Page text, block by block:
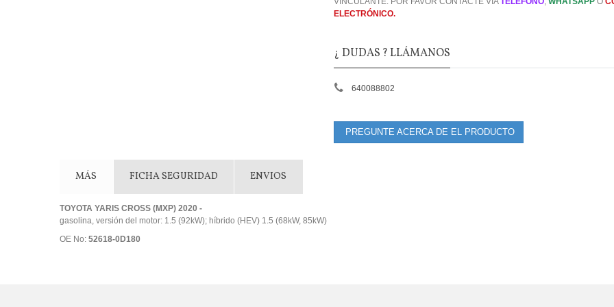
ELECTRÓNICO.
¿ DUDAS ? LLÁMANOS
640088802
PREGUNTE ACERCA DE EL PRODUCTO
MÁS FICHA SEGURIDAD ENVIOS
TOYOTA YARIS CROSS (MXP) 2020 -
gasolina, versión del motor: 1.5 (92kW); híbrido (HEV) 1.5 (68kW, 85kW)
OE No: 52618-0D180